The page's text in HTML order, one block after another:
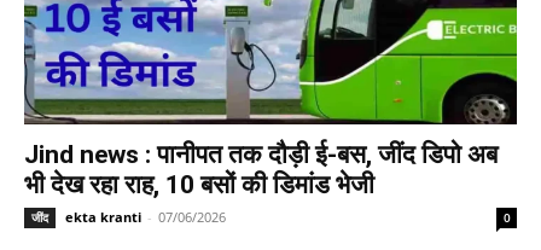
Jind news : पानीपत तक दौड़ी ई-बस, जींद डिपो अब
भी देख रहा राह, 10 बसों की डिमांड भेजी
जींद ekta kranti - 07/06/2026 0